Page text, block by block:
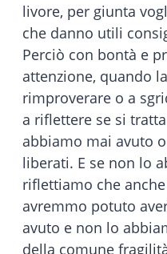
livore, per giunta
che danno utili
Perciò con bontà e
attenzione, quando
rimproverare o a
a riflettere se si
abbiamo mai avuto
liberati. E se non lo
riflettiamo che
avremmo potuto
avuto e non lo
della comune